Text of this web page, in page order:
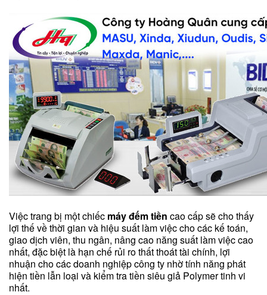
Việc trang bị một chiếc máy đếm tiền cao cấp sẽ cho thấy
lợi thế về thời gian và hiệu suất làm việc cho các kế toán,
giao dịch viên, thu ngân, nâng cao năng suất làm việc cao
nhất, đặc biệt là hạn chế rủi ro thất thoát tài chính, lợi
nhuận cho các doanh nghiệp công ty nhờ tính năng phát
hiện tiền lẫn loại và kiểm tra tiền siêu giả Polymer tinh vi
nhất.